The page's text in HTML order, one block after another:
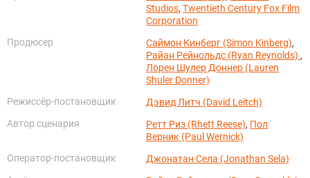
Studios,Twentieth Century Fox Film
Corporation
Продюсер
Саймон Кинберг (Simon Kinberg),
Райан Рейнольдс (Ryan Reynolds) ,
Лорен Шулер Доннер (Lauren
Shuler Donner)
Режиссёр-постановщик
Дэвид Литч (David Leitch)
Автор сценария
Ретт Риз (Rhett Reese), Пол
Верник (Paul Wernick)
Оператор-постановщик
Джонатан Села (Jonathan Sela)